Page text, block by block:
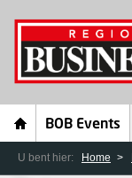
BOB Events
U bent hier: Home